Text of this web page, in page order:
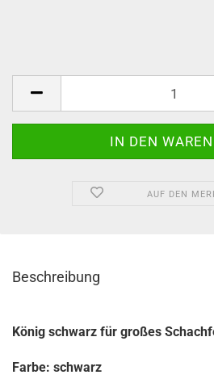
AUF DEN
Beschreibung
König schwarz für großes
Farbe: schwarz